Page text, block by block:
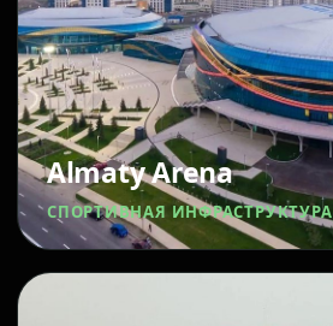
Almaty Arena
СПОРТИВНАЯ ИНФРАСТРУКТУРА